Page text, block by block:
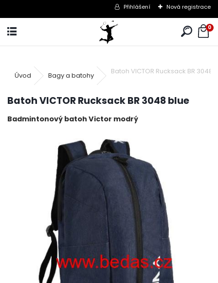
Přihlášení Nová registrace
0
Úvod Bagy a batohy
Batoh VICTOR Rucksack BR 3048
Batoh VICTOR Rucksack BR 3048 blue
Badmintonový batoh Victor modrý